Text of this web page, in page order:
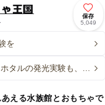
王国
保存
5,049
を
タルの発光実験も、南
える水族館とおもちゃで